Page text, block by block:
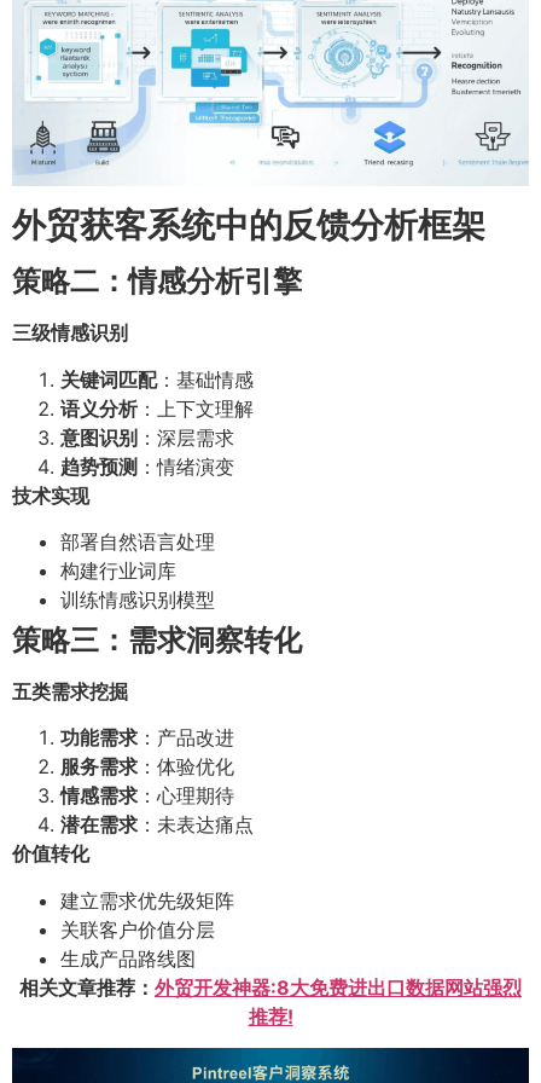
外贸获客系统中的反馈分析框架
策略二：情感分析引擎
三级情感识别
关键词匹配：基础情感
语义分析：上下文理解
意图识别 ：深层需求
趋势预测 ：情绪演变
技术实现
部署自然语言处理
构建行业词库
训练情感识别模型
策略三：需求洞察转化
五类需求挖掘
功能需求 ：产品改进
服务需求 ：体验优化
情感需求 ：心理期待
潜在需求 ：未表达痛点
价值转化
建立需求优先级矩阵
关联客户价值分层
生成产品路线图
相关文章推荐： 外贸开发神器:8大免费进出口数据网站强烈
推荐!